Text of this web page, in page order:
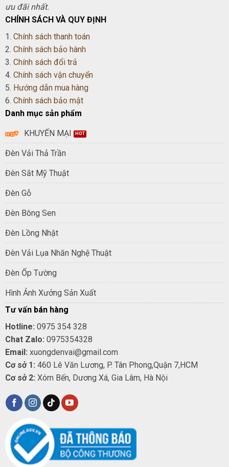
ưu đãi nhất.
CHÍNH SÁCH VÀ QUY ĐỊNH
1. Chính sách thanh toán
2. Chính sách bảo hành
3. Chính sách đổi trả
4. Chính sách vận chuyển
5. Hướng dẫn mua hàng
6. Chính sách bảo mật
Danh mục sản phẩm
KHUYẾN MẠI
Đèn Vải Thả Trần
Đèn Sắt Mỹ Thuật
Đèn Gỗ
Đèn Bông Sen
Đèn Lồng Nhật
Đèn Vải Lụa Nhăn Nghệ Thuật
Đèn Ốp Tường
Hình Ảnh Xưởng Sản Xuất
Tư vấn bán hàng
Hotline: 0975 354 328
Chat Zalo: 0975354328
Email: xuongdenvai@gmail.com
Cơ sở 1: 460 Lê Văn Lương, P. Tân Phong,Quận 7,HCM
Cơ sở 2: Xóm Bến, Dương Xá, Gia Lâm, Hà Nội